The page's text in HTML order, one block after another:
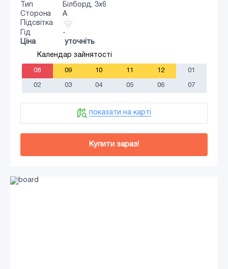
Тип
Білборд, 3х6
Сторона
A
Підсвітка
Гід
-
Ціна
уточніть
Календар зайнятості
08 09 10 11 12 01
02 03 04 05 06 07
показати на карті
Купити зараз!